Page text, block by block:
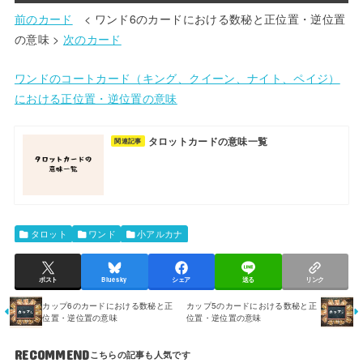
前のカード
< ワンド6のカードにおける数秘と正位置・逆位置
の意味 > 次のカード
ワンドのコートカード（キング、クイーン、ナイト、ペイジ）
における正位置・逆位置の意味
関連記事 タロットカードの意味一覧
タロット ワンド 小アルカナ
ポスト Bluesky シェア 送る リンク
カップ6のカードにおける数秘と正
位置・逆位置の意味
カップ5のカードにおける数秘と正
位置・逆位置の意味
RECOMMEND